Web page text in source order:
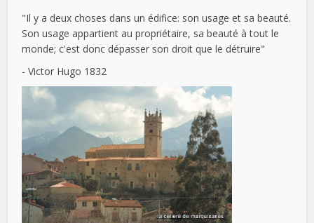
"Il y a deux choses dans un édifice: son usage et sa beauté.
Son usage appartient au propriétaire, sa beauté à tout le
monde; c'est donc dépasser son droit que le détruire"
- Victor Hugo 1832